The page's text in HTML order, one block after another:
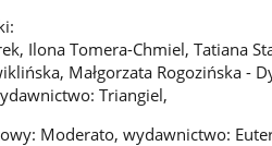
Ilona Tomera-Chmiel, Tatiana
Małgorzata Rogozińska -
Triangiel,
Moderato, wydawnictwo: